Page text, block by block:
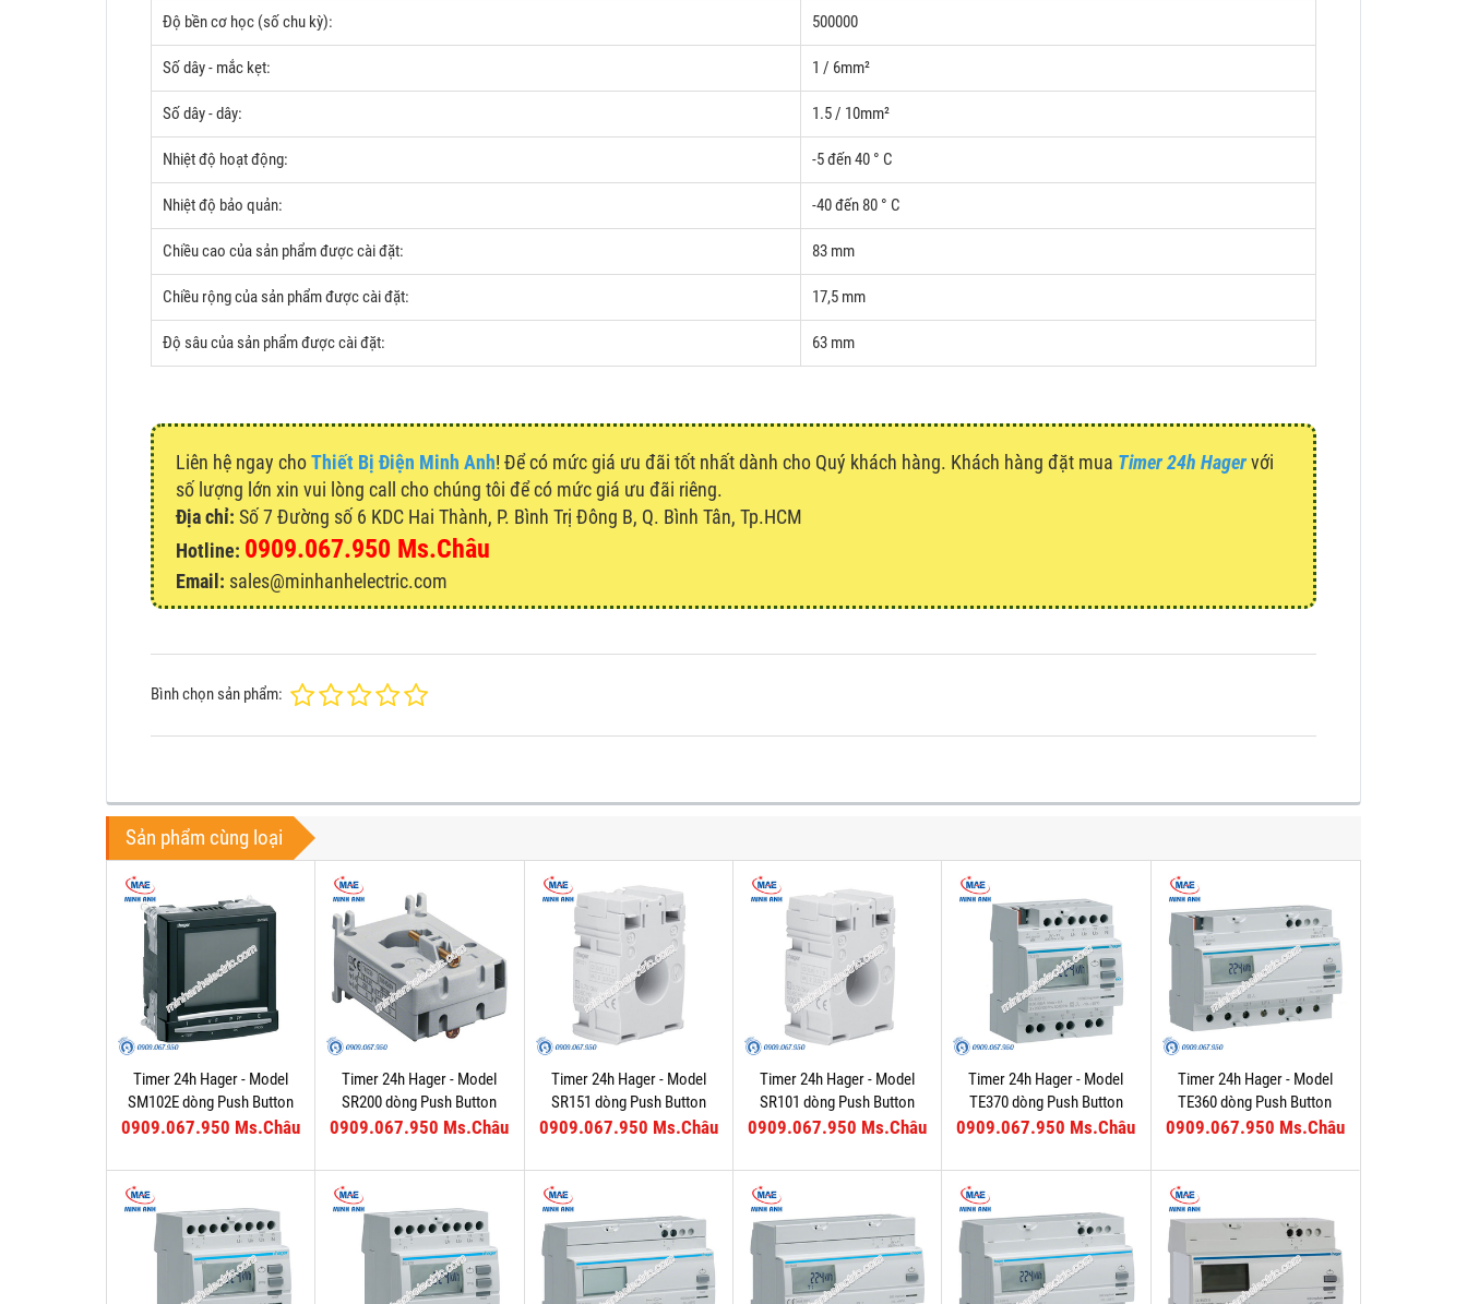
Độ bền cơ học (số chu kỳ): 500000
Số dây - mắc kẹt: 1 / 6mm²
Số dây - dây: 1.5 / 10mm²
Nhiệt độ hoạt động: -5 đến 40 ° C
Nhiệt độ bảo quản: -40 đến 80 ° C
Chiều cao của sản phẩm được cài đặt: 83 mm
Chiều rộng của sản phẩm được cài đặt: 17,5 mm
Độ sâu của sản phẩm được cài đặt: 63 mm
Liên hệ ngay choThiết Bị Điện Minh Anh! Để có mức giá ưu đãi tốt nhất dành cho Quý khách hàng. Khách hàng đặt mua Timer 24h Hagervới
số lượng lớn xin vui lòng call cho chúng tôi để có mức giá ưu đãi riêng.
Địa chỉ: Số 7 Đường số 6 KDC Hai Thành, P. Bình Trị Đông B, Q. Bình Tân, Tp.HCM
Hotline: 0909.067.950 Ms.Châu
Email: sales@minhanhelectric.com
Bình chọn sản phẩm:
Sản phẩm cùng loại
Timer 24h Hager - Model
SM102E dòng Push Button
0909.067.950 Ms.Châu
Timer 24h Hager - Model
SR200 dòng Push Button
0909.067.950 Ms.Châu
Timer 24h Hager - Model
SR151 dòng Push Button
0909.067.950 Ms.Châu
Timer 24h Hager - Model
SR101 dòng Push Button
0909.067.950 Ms.Châu
Timer 24h Hager - Model
TE370 dòng Push Button
0909.067.950 Ms.Châu
Timer 24h Hager - Model
TE360 dòng Push Button
0909.067.950 Ms.Châu